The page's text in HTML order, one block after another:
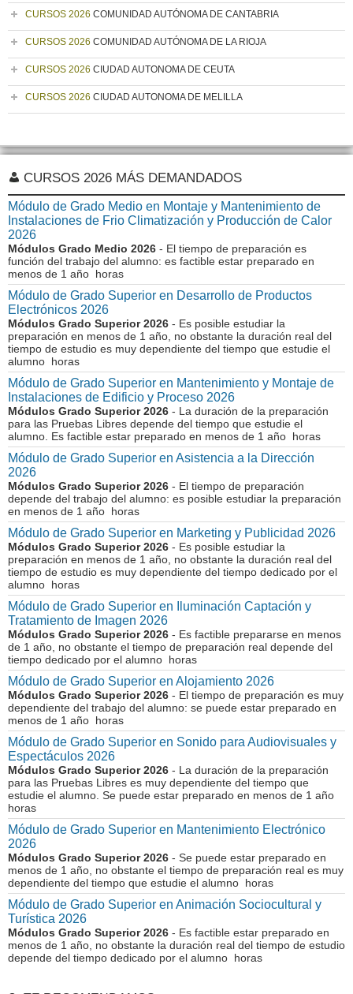
CURSOS 2026 COMUNIDAD AUTÓNOMA DE CANTABRIA
CURSOS 2026 COMUNIDAD AUTÓNOMA DE LA RIOJA
CURSOS 2026 CIUDAD AUTONOMA DE CEUTA
CURSOS 2026 CIUDAD AUTONOMA DE MELILLA
CURSOS 2026 MÁS DEMANDADOS
Módulo de Grado Medio en Montaje y Mantenimiento de
Instalaciones de Frio Climatización y Producción de Calor
2026
Módulos Grado Medio 2026 - El tiempo de preparación es
función del trabajo del alumno: es factible estar preparado en
menos de 1 año horas
Módulo de Grado Superior en Desarrollo de Productos
Electrónicos 2026
Módulos Grado Superior 2026 - Es posible estudiar la
preparación en menos de 1 año, no obstante la duración real del
tiempo de estudio es muy dependiente del tiempo que estudie el
alumno horas
Módulo de Grado Superior en Mantenimiento y Montaje de
Instalaciones de Edificio y Proceso 2026
Módulos Grado Superior 2026 - La duración de la preparación
para las Pruebas Libres depende del tiempo que estudie el
alumno. Es factible estar preparado en menos de 1 año horas
Módulo de Grado Superior en Asistencia a la Dirección
2026
Módulos Grado Superior 2026 - El tiempo de preparación
depende del trabajo del alumno: es posible estudiar la preparación
en menos de 1 año horas
Módulo de Grado Superior en Marketing y Publicidad 2026
Módulos Grado Superior 2026 - Es posible estudiar la
preparación en menos de 1 año, no obstante la duración real del
tiempo de estudio es muy dependiente del tiempo dedicado por el
alumno horas
Módulo de Grado Superior en Iluminación Captación y
Tratamiento de Imagen 2026
Módulos Grado Superior 2026 - Es factible prepararse en menos
de 1 año, no obstante el tiempo de preparación real depende del
tiempo dedicado por el alumno horas
Módulo de Grado Superior en Alojamiento 2026
Módulos Grado Superior 2026 - El tiempo de preparación es muy
dependiente del trabajo del alumno: se puede estar preparado en
menos de 1 año horas
Módulo de Grado Superior en Sonido para Audiovisuales y
Espectáculos 2026
Módulos Grado Superior 2026 - La duración de la preparación
para las Pruebas Libres es muy dependiente del tiempo que
estudie el alumno. Se puede estar preparado en menos de 1 año
horas
Módulo de Grado Superior en Mantenimiento Electrónico
2026
Módulos Grado Superior 2026 - Se puede estar preparado en
menos de 1 año, no obstante el tiempo de preparación real es muy
dependiente del tiempo que estudie el alumno horas
Módulo de Grado Superior en Animación Sociocultural y
Turística 2026
Módulos Grado Superior 2026 - Es factible estar preparado en
menos de 1 año, no obstante la duración real del tiempo de estudio
depende del tiempo dedicado por el alumno horas